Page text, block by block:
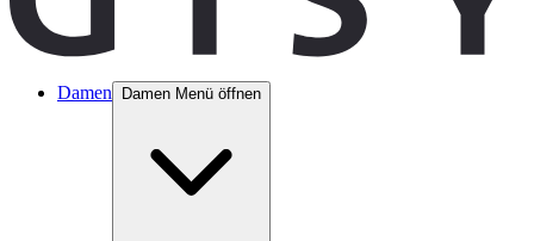
Damen Damen Menü öffnen